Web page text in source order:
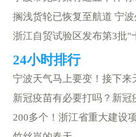
搁浅货轮已恢复至航道 宁
浙江自贸试验区发布第3批"
宁波天气马上要变！接下来